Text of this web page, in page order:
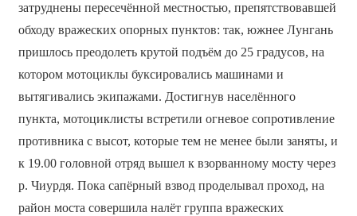
затруднены пересечённой местностью, препятствовавшей
обходу вражеских опорных пунктов: так, южнее Лунгань
пришлось преодолеть крутой подъём до 25 градусов, на
котором мотоциклы буксировались машинами и
вытягивались экипажами. Достигнув населённого
пункта, мотоциклисты встретили огневое сопротивление
противника с высот, которые тем не менее были заняты, и
к 19.00 головной отряд вышел к взорванному мосту через
р. Чиурдя. Пока сапёрный взвод проделывал проход, на
район моста совершила налёт группа вражеских